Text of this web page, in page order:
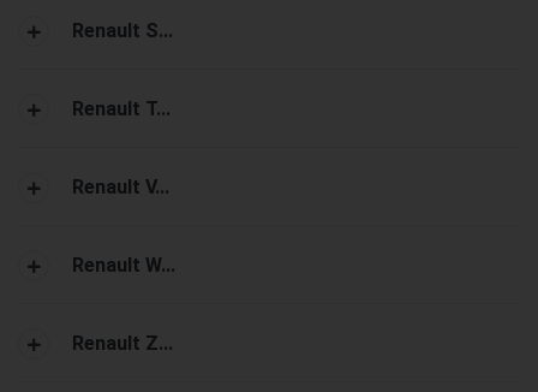
Renault S...
Renault T...
Renault V...
Renault W...
Renault Z...